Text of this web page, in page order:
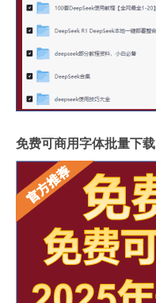
免费可商用字体批量下载